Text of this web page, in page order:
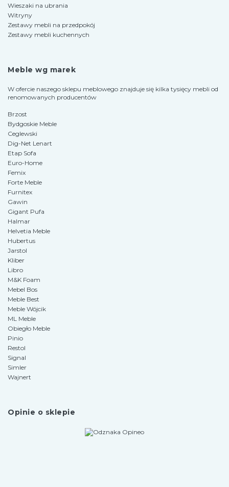
Wieszaki na ubrania
Witryny
Zestawy mebli na przedpokój
Zestawy mebli kuchennych
Meble wg marek
W ofercie naszego sklepu meblowego znajduje się kilka tysięcy mebli od
renomowanych producentów
Brzost
Bydgoskie Meble
Ceglewski
Dig-Net Lenart
Etap Sofa
Euro-Home
Femix
Forte Meble
Furnitex
Gawin
Gigant Pufa
Halmar
Helvetia Meble
Hubertus
Jarstol
Kliber
Libro
M&K Foam
Mebel Bos
Meble Best
Meble Wójcik
ML Meble
Obiegło Meble
Pinio
Restol
Signal
Simler
Wajnert
Opinie o sklepie